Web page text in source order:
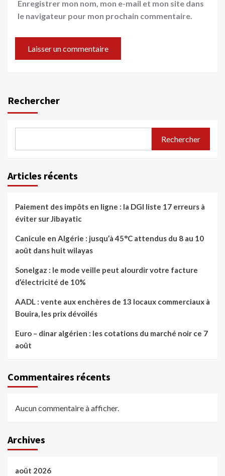
Enregistrer mon nom, mon e-mail et mon site dans
le navigateur pour mon prochain commentaire.
Rechercher
Rechercher
Articles récents
Paiement des impôts en ligne : la DGI liste 17 erreurs à
éviter sur Jibayatic
Canicule en Algérie : jusqu’à 45°C attendus du 8 au 10
août dans huit wilayas
Sonelgaz : le mode veille peut alourdir votre facture
d’électricité de 10%
AADL : vente aux enchères de 13 locaux commerciaux à
Bouira, les prix dévoilés
Euro – dinar algérien : les cotations du marché noir ce 7
août
Commentaires récents
Aucun commentaire à afficher.
Archives
août 2026